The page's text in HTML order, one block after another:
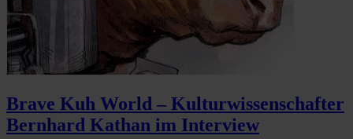
Brave Kuh World – Kulturwissenschafter
Bernhard Kathan im Interview